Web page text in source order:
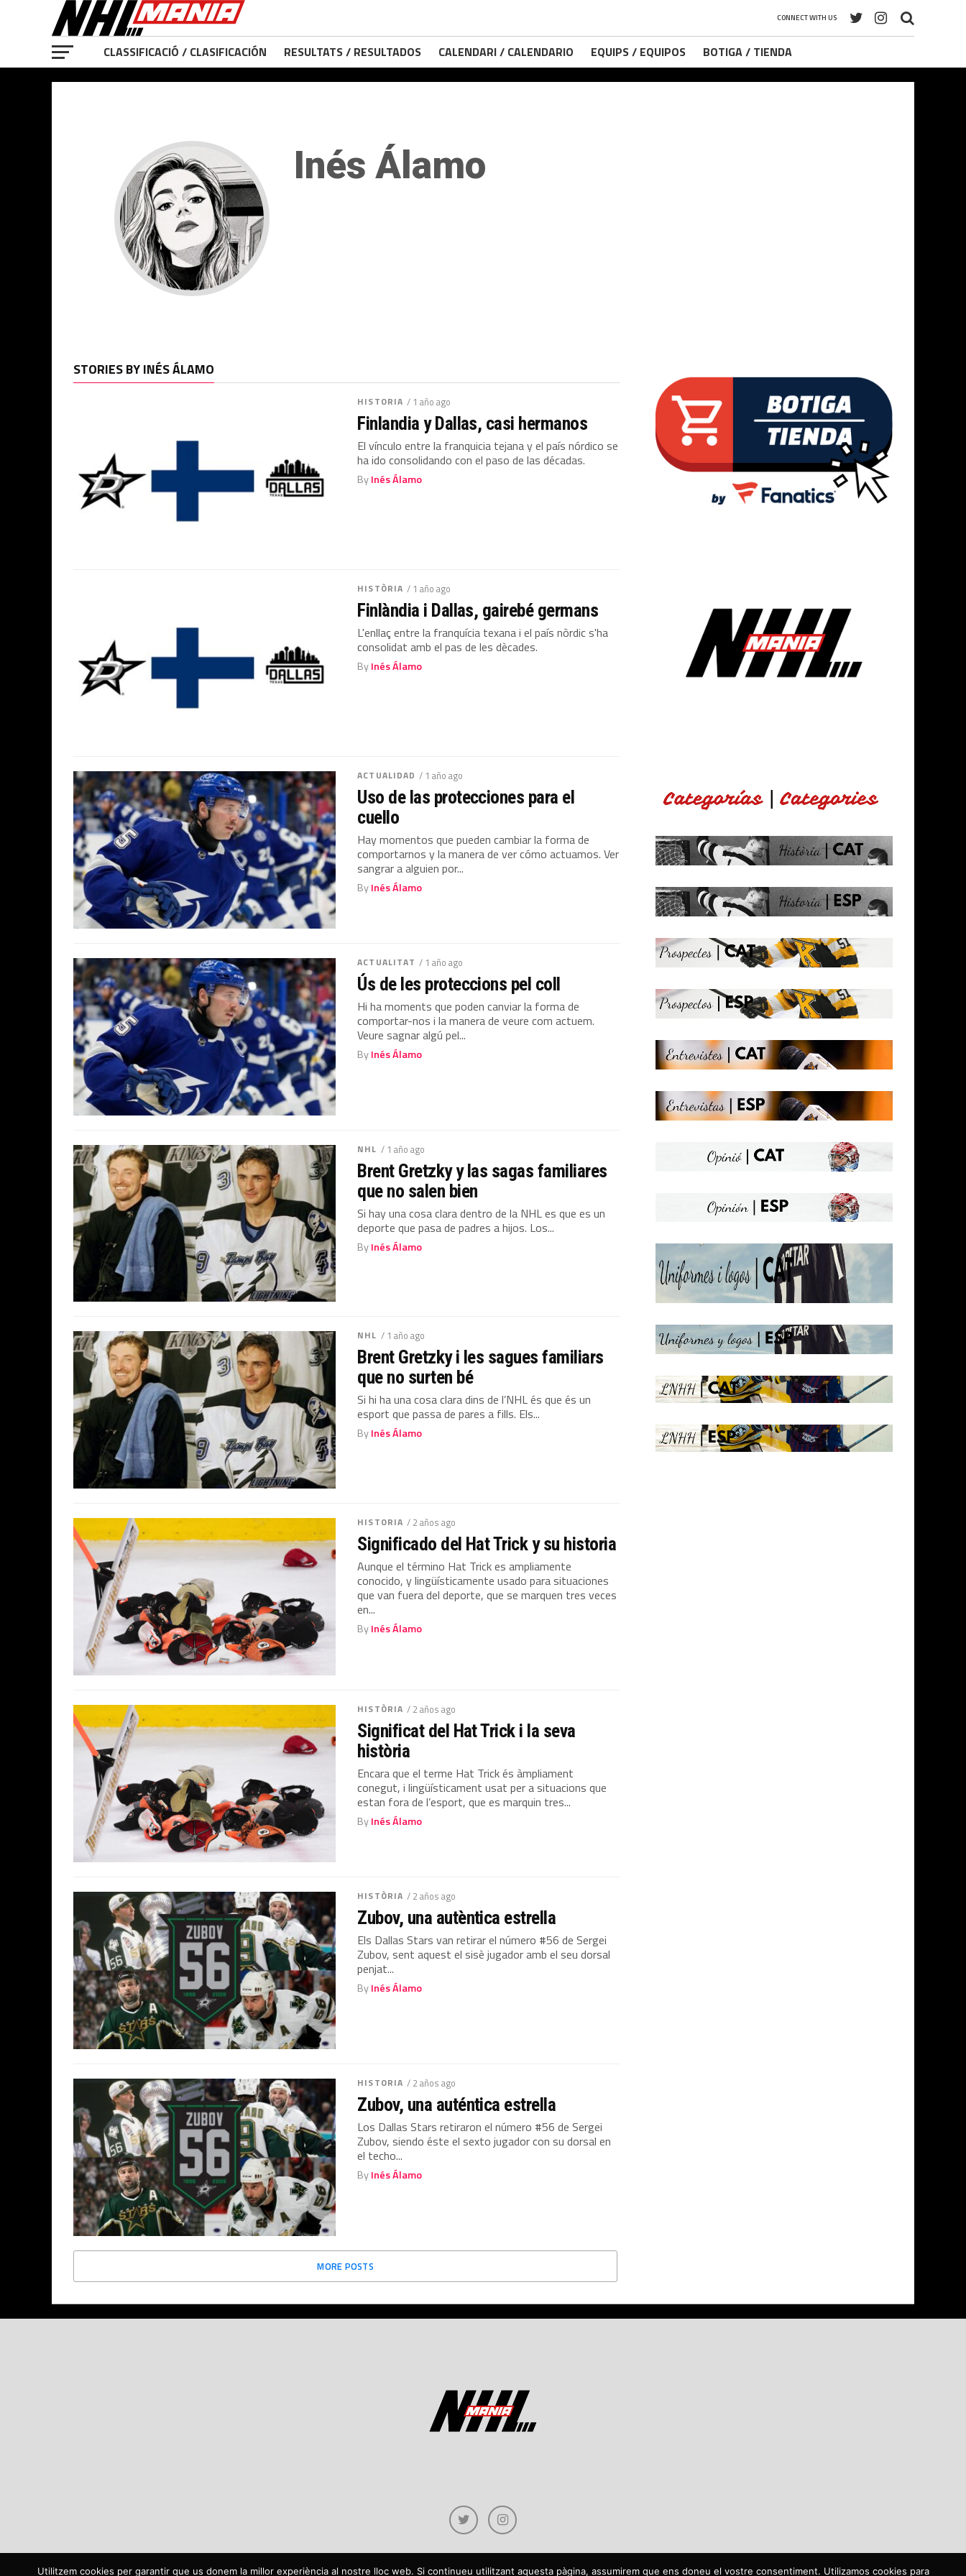
CONNECT WITH US
CLASSIFICACIÓ / CLASIFICACIÓN RESULTATS / RESULTADOS CALENDARI / CALENDARIO EQUIPS / EQUIPOS BOTIGA / TIENDA
Inés Álamo
STORIES BY INÉS ÁLAMO
HISTORIA / 1 año ago
Finlandia y Dallas, casi hermanos
El vínculo entre la franquicia tejana y el país nórdico se
ha ido consolidando con el paso de las décadas.
ByInés Álamo
HISTÒRIA / 1 año ago
Finlàndia i Dallas, gairebé germans
L'enllaç entre la franquícia texana i el país nòrdic s'ha
consolidat amb el pas de les dècades.
ByInés Álamo
ACTUALIDAD / 1 año ago
Uso de las protecciones para el
cuello
Hay momentos que pueden cambiar la forma de
comportarnos y la manera de ver cómo actuamos. Ver
sangrar a alguien por...
ByInés Álamo
ACTUALITAT / 1 año ago
Ús de les proteccions pel coll
Hi ha moments que poden canviar la forma de
comportar-nos i la manera de veure com actuem.
Veure sagnar algú pel...
ByInés Álamo
NHL / 1 año ago
Brent Gretzky y las sagas familiares
que no salen bien
Si hay una cosa clara dentro de la NHL es que es un
deporte que pasa de padres a hijos. Los...
ByInés Álamo
NHL / 1 año ago
Brent Gretzky i les sagues familiars
que no surten bé
Si hi ha una cosa clara dins de l’NHL és que és un
esport que passa de pares a fills. Els...
ByInés Álamo
HISTORIA / 2 años ago
Significado del Hat Trick y su historia
Aunque el término Hat Trick es ampliamente
conocido, y lingüísticamente usado para situaciones
que van fuera del deporte, que se marquen tres veces
en...
ByInés Álamo
HISTÒRIA / 2 años ago
Significat del Hat Trick i la seva
història
Encara que el terme Hat Trick és àmpliament
conegut, i lingüísticament usat per a situacions que
estan fora de l’esport, que es marquin tres...
ByInés Álamo
HISTÒRIA / 2 años ago
Zubov, una autèntica estrella
Els Dallas Stars van retirar el número #56 de Sergei
Zubov, sent aquest el sisè jugador amb el seu dorsal
penjat...
ByInés Álamo
HISTORIA / 2 años ago
Zubov, una auténtica estrella
Los Dallas Stars retiraron el número #56 de Sergei
Zubov, siendo éste el sexto jugador con su dorsal en
el techo...
ByInés Álamo
MORE POSTS
Utilitzem cookies per garantir que us donem la millor experiència al nostre lloc web. Si continueu utilitzant aquesta pàgina, assumirem que ens doneu el vostre consentiment. Utilizamos cookies para